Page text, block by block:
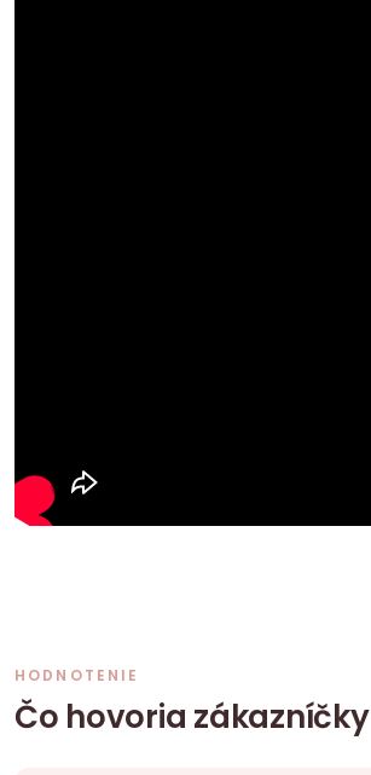
HODNOTENIE
Čo hovoria zákazníčky